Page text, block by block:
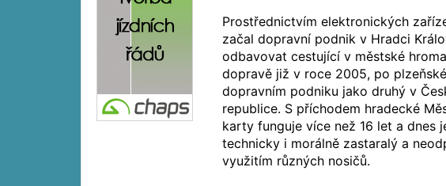
Prostřednictvím elektronických
začal dopravní podnik v Hradci
odbavovat cestující v městské
dopravě již v roce 2005, po
dopravním podniku jako druhý v
republice. S příchodem hradecké
karty funguje více než 16 let a dnes
technicky i morálně zastaralý a
využitím různých nosičů.